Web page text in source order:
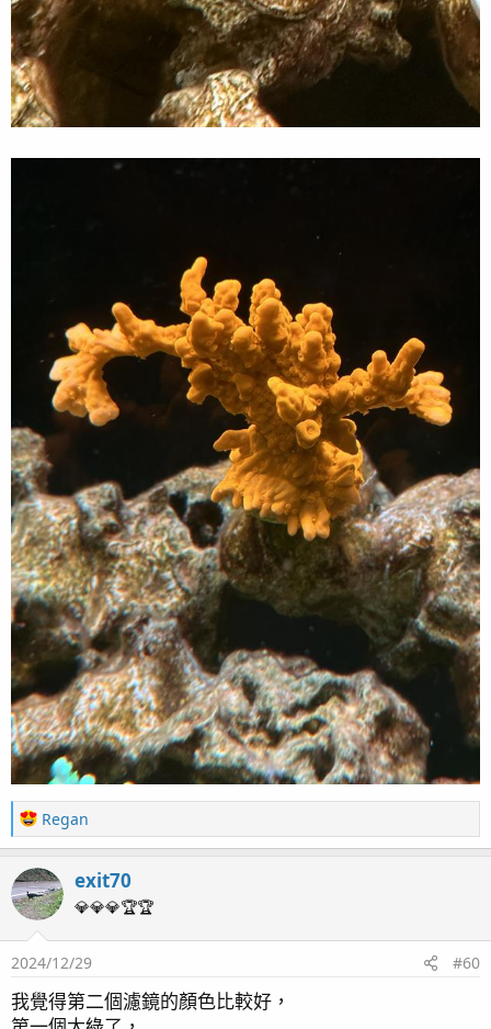
另外因為前一陣子的IC P數據回來檢查一輪發現自己的R
O濾芯其實已經不堪使用
而且先前的配置其實真的非常佔位子，因為並不是符合櫃
子裡使用的款式 在購買更換濾芯的同時 一併把原本的結
但其實一直以來用的都很不順，因為很佔位子，每次更換
自行更換之後把前三道跟R O D I分開
因為真的常更換的濾芯，其實是前面三道
R ODI濾芯好好使用，基本上都能超過一年。但畢竟是
DIY的東西買得回來沒有那麼合用。R O 濾芯跟電機下面
沒有抗震的底座。
所以在上網找了相對應的抗震腳墊 直接鑽孔鎖上去，這
樣最穩
完工後的照片現在R O 機在使用的時候幾乎都沒有任何共
振的聲音。再更換濾芯的時候也變得非常的方便。這次還
順便買了另外一個款式的D I濾芯，會更符合我自己安裝
的地方，下一次使用的時候再上來分享。
DIY最大的好處不只是省錢，而是什麼東西都可以做到非
常符合自己使用。
20250408更新
R
e
c
t
i
o
n
：
Regan
exit70
💎💎💎🏆🏆
2024/12/29 #60
我覺得第二個濾鏡的顏色比較好，